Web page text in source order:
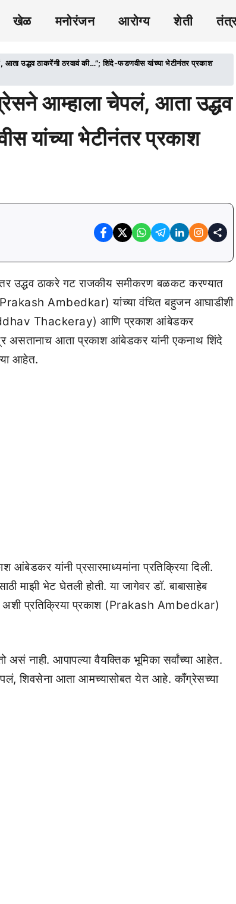
खेळ मनोरंजन आरोग्य शेती
उद्धव ठाकरेंनी ठरवावं की…”; शिंदे-फडणवीस यांच्या भेटीनंतर प्रकाश
आम्हाला चेपलं, आता उद्धव
यांच्या भेटीनंतर प्रकाश
उद्धव ठाकरे गट राजकीय समीकरण बळकट करण्यात
Ambedkar) यांच्या वंचित बहुजन आघाडीशी
Thackeray) आणि प्रकाश आंबेडकर
असतानाच आता प्रकाश आंबेडकर यांनी एकनाथ शिंदे
आहेत.
यांनी प्रसारमाध्यमांना प्रतिक्रिया दिली.
माझी भेट घेतली होती. या जागेवर डॉ. बाबासाहेब
अशी प्रतिक्रिया प्रकाश (Prakash Ambedkar)
असं नाही. आपापल्या वैयक्तिक भूमिका सर्वांच्या आहेत.
शिवसेना आता आमच्यासोबत येत आहे. काँग्रेसच्या